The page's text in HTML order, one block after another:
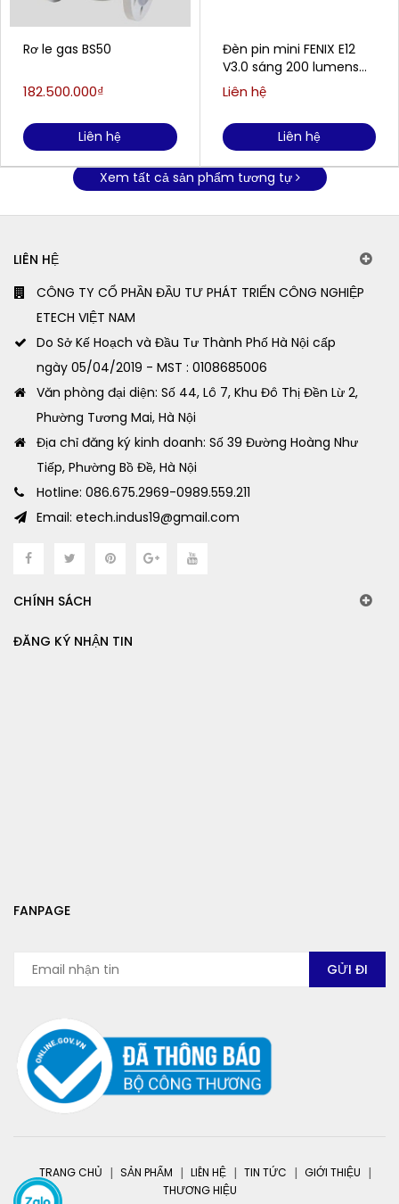
Rơ le gas BS50
182.500.000₫
Liên hệ
Đèn pin mini FENIX E12
V3.0 sáng 200 lumens
chiếu xa 78m
Liên hệ
Liên hệ
Xem tất cả sản phẩm tương tự
LIÊN HỆ
CÔNG TY CỔ PHẦN ĐẦU TƯ PHÁT TRIỂN CÔNG NGHIỆP
ETECH VIỆT NAM
Do Sở Kế Hoạch và Đầu Tư Thành Phố Hà Nội cấp
ngày 05/04/2019 - MST : 0108685006
Văn phòng đại diện: Số 44, Lô 7, Khu Đô Thị Đền Lừ 2,
Phường Tương Mai, Hà Nội
Địa chỉ đăng ký kinh doanh: Số 39 Đường Hoàng Như
Tiếp, Phường Bồ Đề, Hà Nội
Hotline: 086.675.2969-0989.559.211
Email: etech.indus19@gmail.com
CHÍNH SÁCH
ĐĂNG KÝ NHẬN TIN
FANPAGE
TRANG CHỦ SẢN PHẨM LIÊN HỆ TIN TỨC
GIỚI THIỆU
THƯƠNG HIỆU